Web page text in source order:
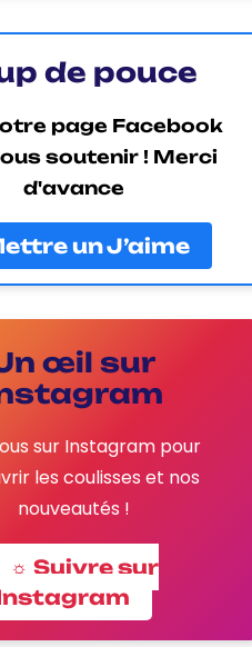
de pouce
page Facebook
soutenir ! Merci
d'avance
un J’aime
œil sur
sur Instagram pour
les coulisses et nos
nouveautés !
☼ Suivre sur